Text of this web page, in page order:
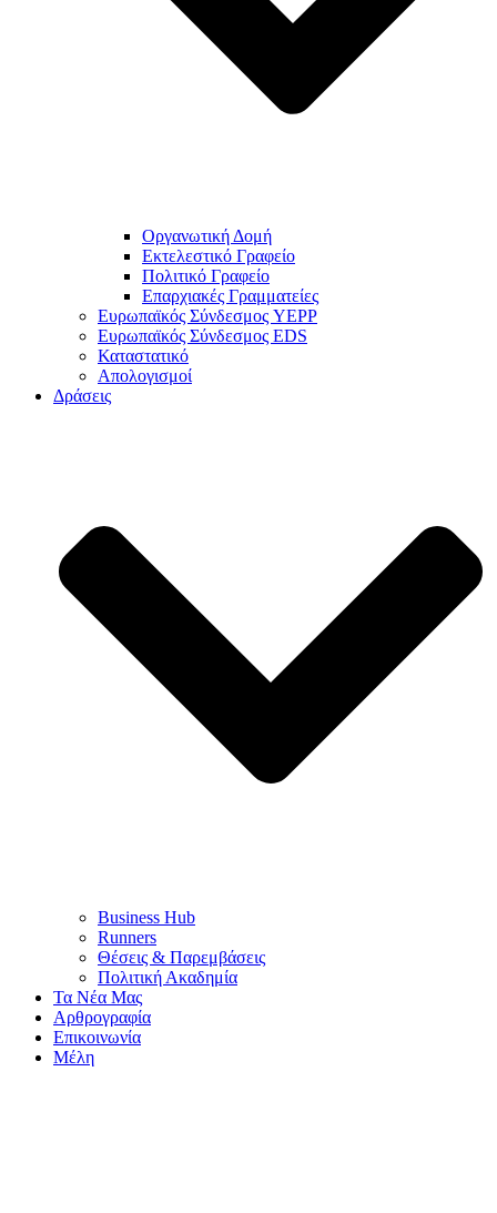
Οργανωτική Δομή
Εκτελεστικό Γραφείο
Πολιτικό Γραφείο
Επαρχιακές Γραμματείες
Ευρωπαϊκός Σύνδεσμος YEPP
Ευρωπαϊκός Σύνδεσμος EDS
Καταστατικό
Απολογισμοί
Δράσεις
Business Hub
Runners
Θέσεις & Παρεμβάσεις
Πολιτική Ακαδημία
Τα Νέα Μας
Αρθρογραφία
Επικοινωνία
Μέλη